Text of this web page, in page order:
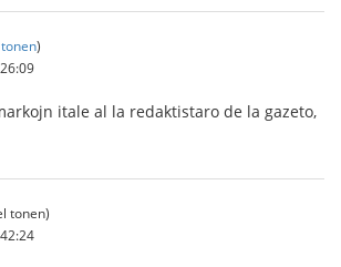
)
itale al la redaktistaro de la gazeto,
tonen)